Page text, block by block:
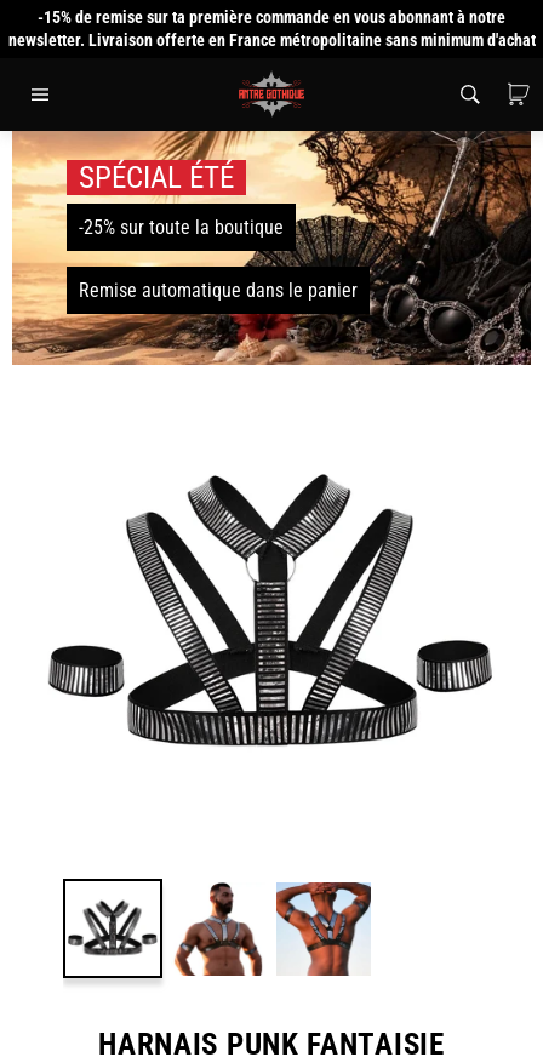
Passer
au
-15% de remise sur ta première commande en vous abonnant à notre
newsletter. Livraison offerte en France métropolitaine sans minimum d'achat
SPÉCIAL ÉTÉ
-25% sur toute la boutique
Remise automatique dans le panier
HARNAIS PUNK FANTAISIE